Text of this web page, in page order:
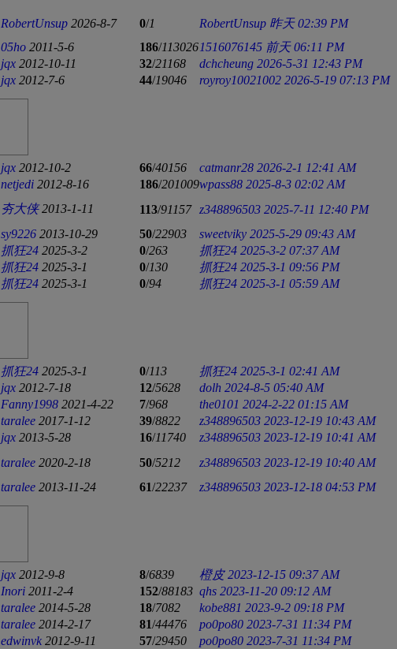
RobertUnsup 2026-8-7 0/1 RobertUnsup 昨天 02:39 PM
05ho 2011-5-6 186/1130261516076145 前天 06:11 PM
jqx 2012-10-11 32/21168 dchcheung 2026-5-31 12:43 PM
jqx 2012-7-6 44/19046 royroy10021002 2026-5-19 07:13 PM
jqx 2012-10-2 66/40156 catmanr28 2026-2-1 12:41 AM
netjedi 2012-8-16 186/201009wpass88 2025-8-3 02:02 AM
夯大侠 2013-1-11 113/91157 z348896503 2025-7-11 12:40 PM
sy9226 2013-10-29 50/22903 sweetviky 2025-5-29 09:43 AM
抓狂24 2025-3-2 0/263 抓狂24 2025-3-2 07:37 AM
抓狂24 2025-3-1 0/130 抓狂24 2025-3-1 09:56 PM
抓狂24 2025-3-1 0/94 抓狂24 2025-3-1 05:59 AM
抓狂24 2025-3-1 0/113 抓狂24 2025-3-1 02:41 AM
jqx 2012-7-18 12/5628 dolh 2024-8-5 05:40 AM
Fanny1998 2021-4-22 7/968 the0101 2024-2-22 01:15 AM
taralee 2017-1-12 39/8822 z348896503 2023-12-19 10:43 AM
jqx 2013-5-28 16/11740 z348896503 2023-12-19 10:41 AM
taralee 2020-2-18 50/5212 z348896503 2023-12-19 10:40 AM
taralee 2013-11-24 61/22237 z348896503 2023-12-18 04:53 PM
jqx 2012-9-8 8/6839 橙皮 2023-12-15 09:37 AM
Inori 2011-2-4 152/88183 qhs 2023-11-20 09:12 AM
taralee 2014-5-28 18/7082 kobe881 2023-9-2 09:18 PM
taralee 2014-2-17 81/44476 po0po80 2023-7-31 11:34 PM
edwinvk 2012-9-11 57/29450 po0po80 2023-7-31 11:34 PM